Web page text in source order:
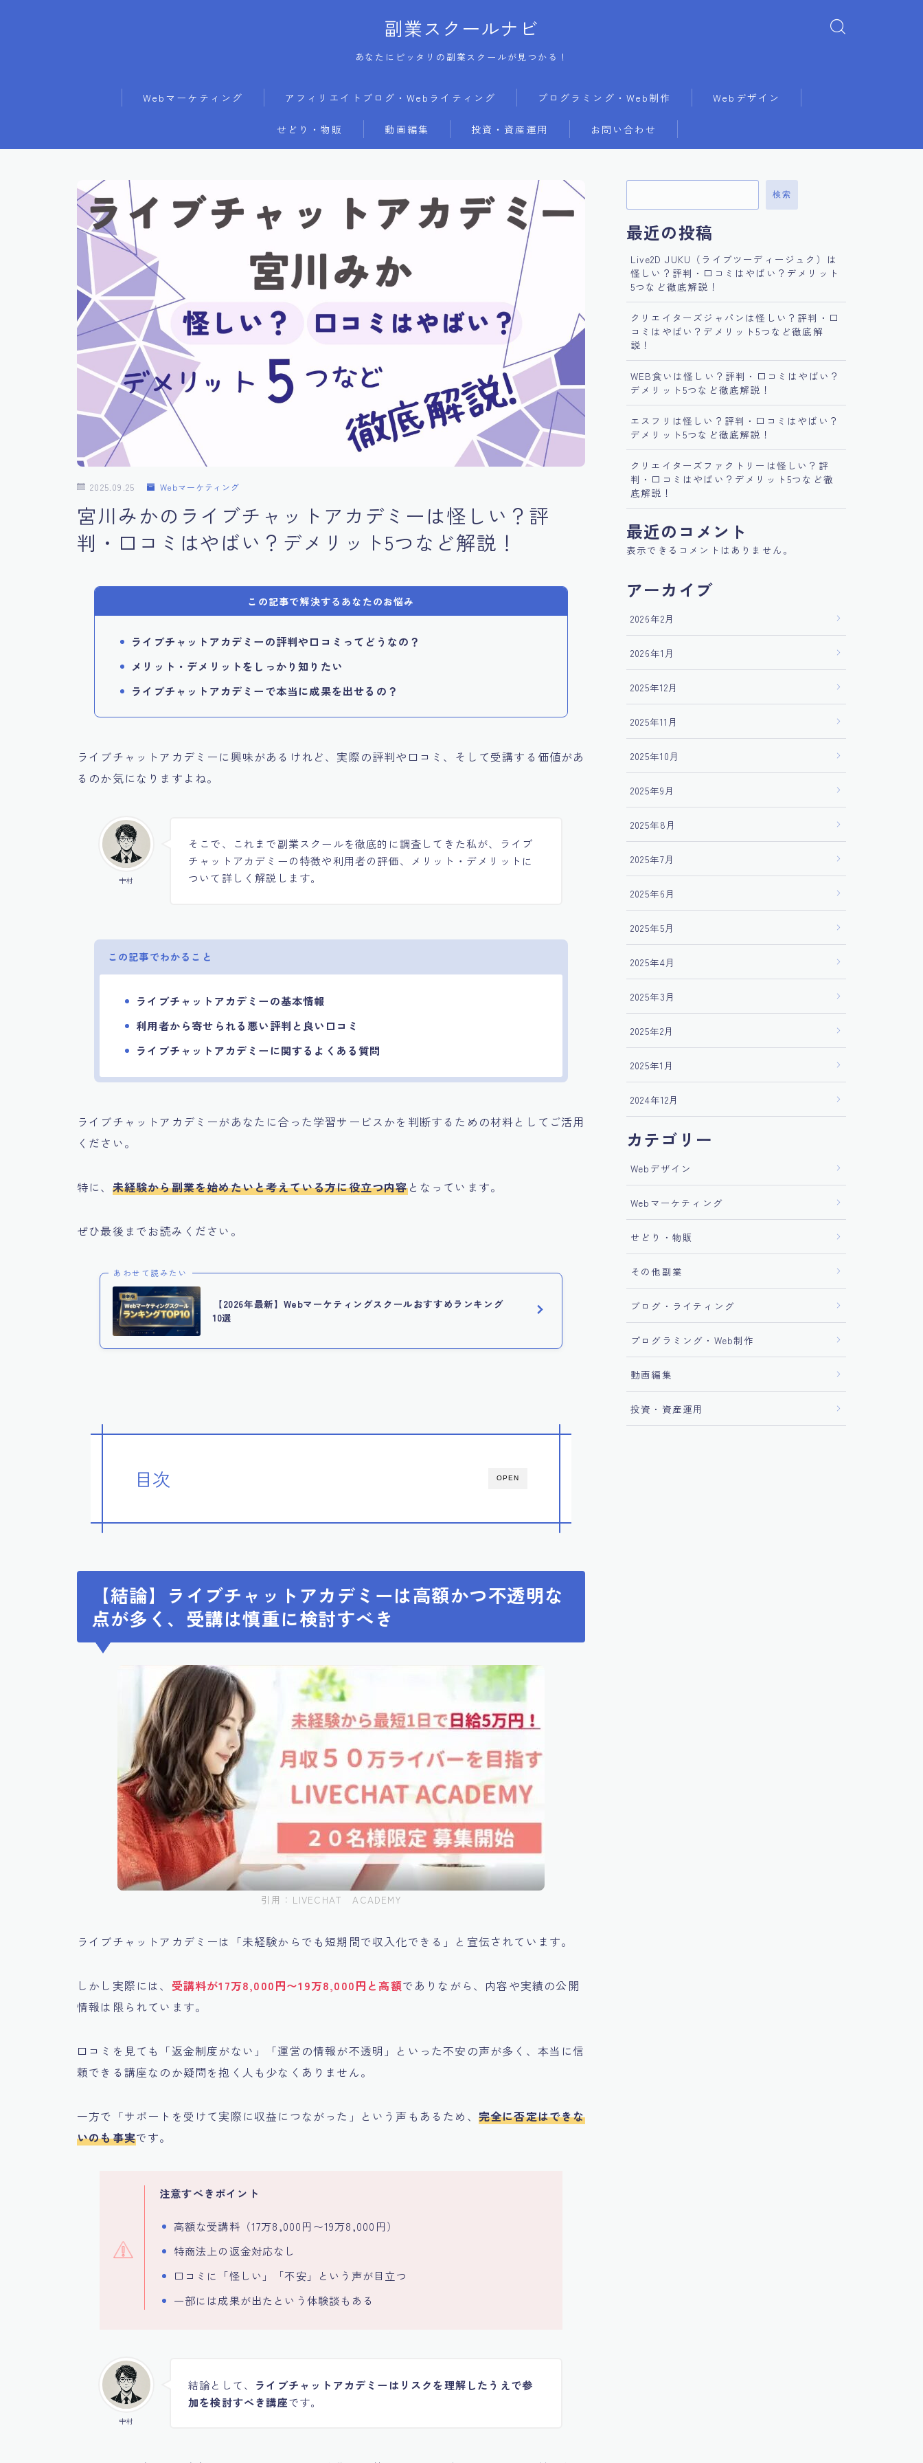
副業スクールナビ
あなたにピッタリの副業スクールが見つかる！
Webマーケティング アフィリエイトブログ・Webライティング プログラミング・Web制作 Webデザイン
せどり・物販 動画編集 投資・資産運用 お問い合わせ
2025.09.25 Webマーケティング
宮川みかのライブチャットアカデミーは怪しい？評
判・口コミはやばい？デメリット5つなど解説！
この記事で解決するあなたのお悩み
ライブチャットアカデミーの評判や口コミってどうなの？
メリット・デメリットをしっかり知りたい
ライブチャットアカデミーで本当に成果を出せるの？
ライブチャットアカデミーに興味があるけれど、実際の評判や口コミ、そして受講する価値があ
るのか気になりますよね。
中村
そこで、これまで副業スクールを徹底的に調査してきた私が、ライブ
チャットアカデミーの特徴や利用者の評価、メリット・デメリットに
ついて詳しく解説します。
この記事でわかること
ライブチャットアカデミーの基本情報
利用者から寄せられる悪い評判と良い口コミ
ライブチャットアカデミーに関するよくある質問
ライブチャットアカデミーがあなたに合った学習サービスかを判断するための材料としてご活用
ください。
特に、 未経験から副業を始めたいと考えている方に役立つ内容となっています。
ぜひ最後までお読みください。
あわせて読みたい
【2026年最新】Webマーケティングスクールおすすめランキング
10選
OPEN
目次
【結論】ライブチャットアカデミーは高額かつ不透明な
点が多く、受講は慎重に検討すべき
引用：LIVECHAT ACADEMY
ライブチャットアカデミーは「未経験からでも短期間で収入化できる」と宣伝されています。
しかし実際には、 受講料が17万8,000円〜19万8,000円と高額でありながら、内容や実績の公開
情報は限られています。
口コミを見ても「返金制度がない」「運営の情報が不透明」といった不安の声が多く、本当に信
頼できる講座なのか疑問を抱く人も少なくありません。
一方で「サポートを受けて実際に収益につながった」という声もあるため、 完全に否定はできな
いのも事実です。
注意すべきポイント
高額な受講料（17万8,000円〜19万8,000円）
特商法上の返金対応なし
口コミに「怪しい」「不安」という声が目立つ
一部には成果が出たという体験談もある
中村
結論として、 ライブチャットアカデミーはリスクを理解したうえで参
加を検討すべき講座です。
検索
最近の投稿
Live2D JUKU（ライブツーディージュク）は
怪しい？評判・口コミはやばい？デメリット
5つなど徹底解説！
クリエイターズジャパンは怪しい？評判・口
コミはやばい？デメリット5つなど徹底解
説！
WEB食いは怪しい？評判・口コミはやばい？
デメリット5つなど徹底解説！
エスフリは怪しい？評判・口コミはやばい？
デメリット5つなど徹底解説！
クリエイターズファクトリーは怪しい？評
判・口コミはやばい？デメリット5つなど徹
底解説！
最近のコメント
表示できるコメントはありません。
アーカイブ
2026年2月
2026年1月
2025年12月
2025年11月
2025年10月
2025年9月
2025年8月
2025年7月
2025年6月
2025年5月
2025年4月
2025年3月
2025年2月
2025年1月
2024年12月
カテゴリー
Webデザイン
Webマーケティング
せどり・物販
その他副業
ブログ・ライティング
プログラミング・Web制作
動画編集
投資・資産運用